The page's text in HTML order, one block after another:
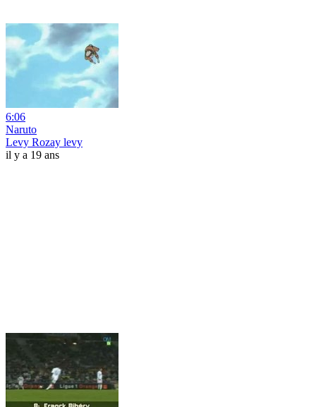
6:06
Naruto
Levy Rozay levy
il y a 19 ans